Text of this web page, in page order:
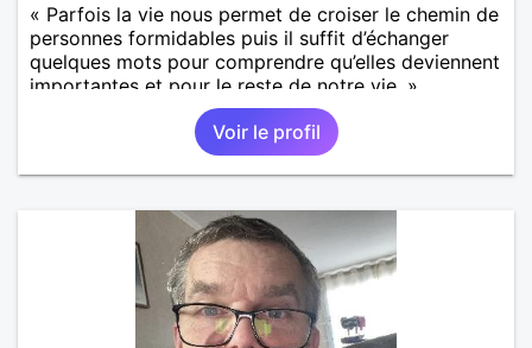
« Parfois la vie nous permet de croiser le chemin de
personnes formidables puis il suffit d’échanger
quelques mots pour comprendre qu’elles deviennent
importantes et pour le reste de notre vie. »
Voir le profil